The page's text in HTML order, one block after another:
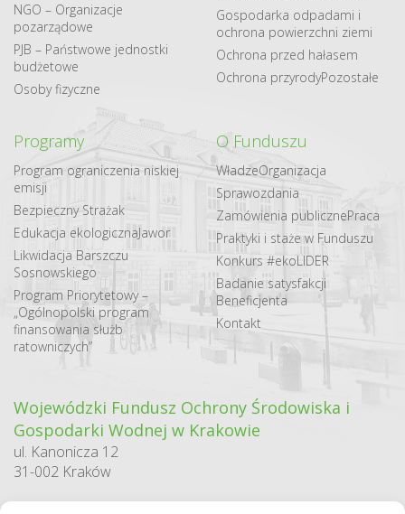
NGO – Organizacje
pozarządowe
PJB – Państwowe jednostki
budżetowe
Osoby fizyczne
Gospodarka odpadami i
ochrona powierzchni ziemi
Ochrona przed hałasem
Ochrona przyrodyPozostałe
Programy
Program ograniczenia niskiej
emisji
Bezpieczny Strażak
Edukacja ekologicznaJawor
Likwidacja Barszczu
Sosnowskiego
Program Priorytetowy –
„Ogólnopolski program
finansowania służb
ratowniczych”
O Funduszu
WładzeOrganizacja
Sprawozdania
Zamówienia publicznePraca
Praktyki i staże w Funduszu
Konkurs #ekoLIDER
Badanie satysfakcji
Beneficjenta
Kontakt
Wojewódzki Fundusz Ochrony Środowiska i
Gospodarki Wodnej w Krakowie
ul. Kanonicza 12
31-002 Kraków